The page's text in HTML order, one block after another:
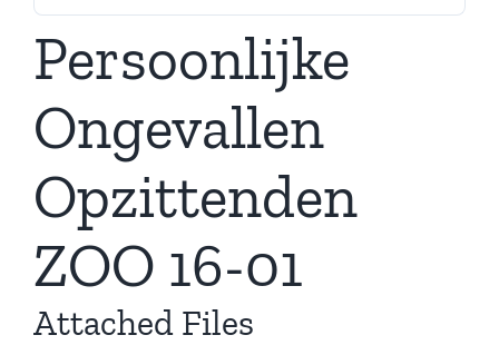
Persoonlijke
Ongevallen
Opzittenden
ZOO 16-01
Attached Files